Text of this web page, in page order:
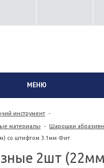
МЕНЮ
инструмент -
материалы - Шарошки
со штифтом 3.1мм Фит
2шт